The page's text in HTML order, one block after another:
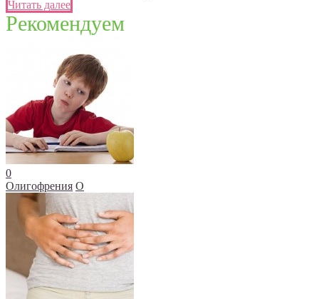
Читать далее
Рекомендуем
0
Олигофрения О